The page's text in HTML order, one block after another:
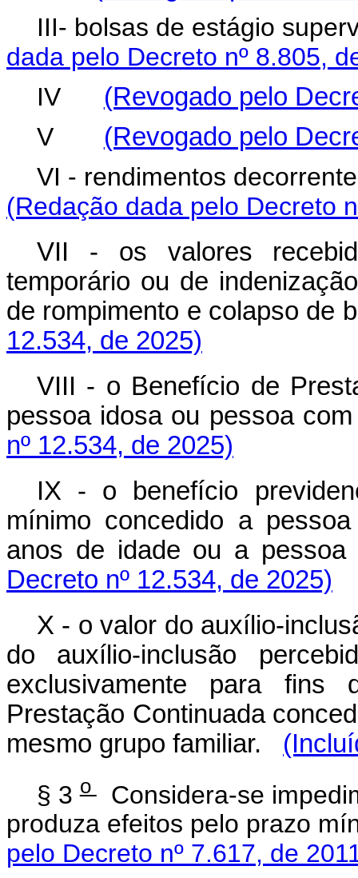
III- bolsas de
dada pelo Decreto nº 8.805,
IV (Revogado pelo
V (Revogado pelo
VI - rendimentos
(Redação dada pelo Decreto
VII - os valores
temporário ou de
de rompimento e colapso
12.534, de 2025)
VIII - o Benefício de
pessoa idosa ou pessoa
nº 12.534, de 2025)
IX - o benefício
mínimo concedido a
anos de idade ou a
Decreto nº 12.534, de 2025)
X - o valor do auxílio-
do auxílio-inclusão
exclusivamente para fins
Prestação Continuada
mesmo grupo familiar.
§ 3o Considera-se
produza efeitos pelo prazo
pelo Decreto nº 7.617, de